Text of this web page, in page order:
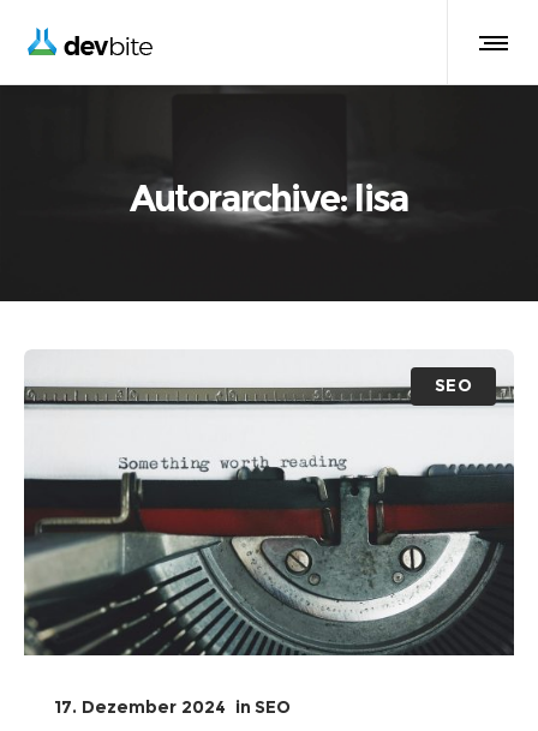
Autorarchive: lisa
SEO
17. Dezember 2024 in SEO